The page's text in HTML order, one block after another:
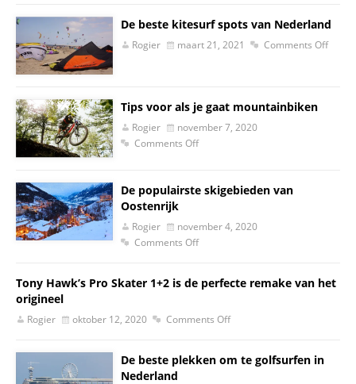
De beste kitesurf spots van Nederland
Rogier maart 21, 2021 Comments Off
Tips voor als je gaat mountainbiken
Rogier
november 7, 2020
Comments Off
De populairste skigebieden van
Oostenrijk
Rogier
november 4, 2020
Comments Off
Tony Hawk’s Pro Skater 1+2 is de perfecte remake van het
origineel
Rogier oktober 12, 2020 Comments Off
De beste plekken om te golfsurfen in
Nederland